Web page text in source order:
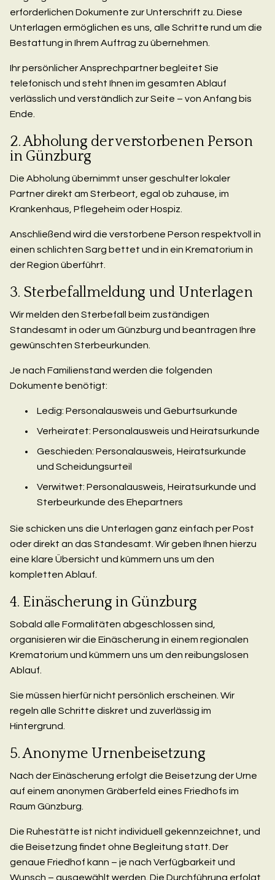
erforderlichen Dokumente zur Unterschrift zu. Diese
Unterlagen ermöglichen es uns, alle Schritte rund um die
Bestattung in Ihrem Auftrag zu übernehmen.
Ihr persönlicher Ansprechpartner begleitet Sie
telefonisch und steht Ihnen im gesamten Ablauf
verlässlich und verständlich zur Seite – von Anfang bis
Ende.
2. Abholung der verstorbenen Person
in Günzburg
Die Abholung übernimmt unser geschulter lokaler
Partner direkt am Sterbeort, egal ob zuhause, im
Krankenhaus, Pflegeheim oder Hospiz.
Anschließend wird die verstorbene Person respektvoll in
einen schlichten Sarg bettet und in ein Krematorium in
der Region überführt.
3. Sterbefallmeldung und Unterlagen
Wir melden den Sterbefall beim zuständigen
Standesamt in oder um Günzburg und beantragen Ihre
gewünschten Sterbeurkunden.
Je nach Familienstand werden die folgenden
Dokumente benötigt:
Ledig: Personalausweis und Geburtsurkunde
Verheiratet: Personalausweis und Heiratsurkunde
Geschieden: Personalausweis, Heiratsurkunde
und Scheidungsurteil
Verwitwet: Personalausweis, Heiratsurkunde und
Sterbeurkunde des Ehepartners
Sie schicken uns die Unterlagen ganz einfach per Post
oder direkt an das Standesamt. Wir geben Ihnen hierzu
eine klare Übersicht und kümmern uns um den
kompletten Ablauf.
4. Einäscherung in Günzburg
Sobald alle Formalitäten abgeschlossen sind,
organisieren wir die Einäscherung in einem regionalen
Krematorium und kümmern uns um den reibungslosen
Ablauf.
Sie müssen hierfür nicht persönlich erscheinen. Wir
regeln alle Schritte diskret und zuverlässig im
Hintergrund.
5. Anonyme Urnenbeisetzung
Nach der Einäscherung erfolgt die Beisetzung der Urne
auf einem anonymen Gräberfeld eines Friedhofs im
Raum Günzburg.
Die Ruhestätte ist nicht individuell gekennzeichnet, und
die Beisetzung findet ohne Begleitung statt. Der
genaue Friedhof kann – je nach Verfügbarkeit und
Wunsch – ausgewählt werden. Die Durchführung erfolgt